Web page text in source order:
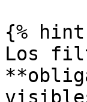
{%
Los